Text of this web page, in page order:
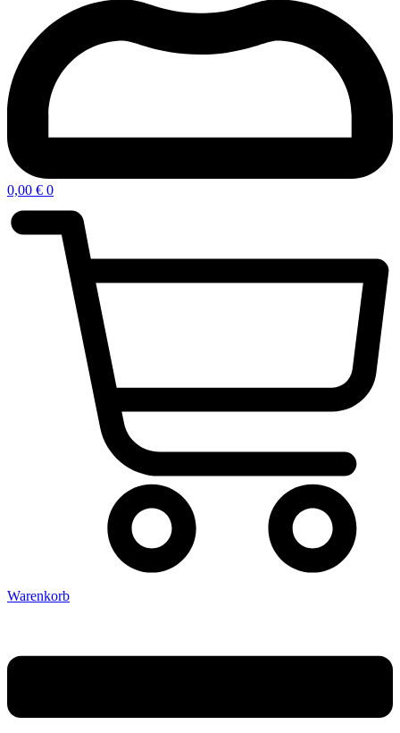
0,00 € 0
Warenkorb